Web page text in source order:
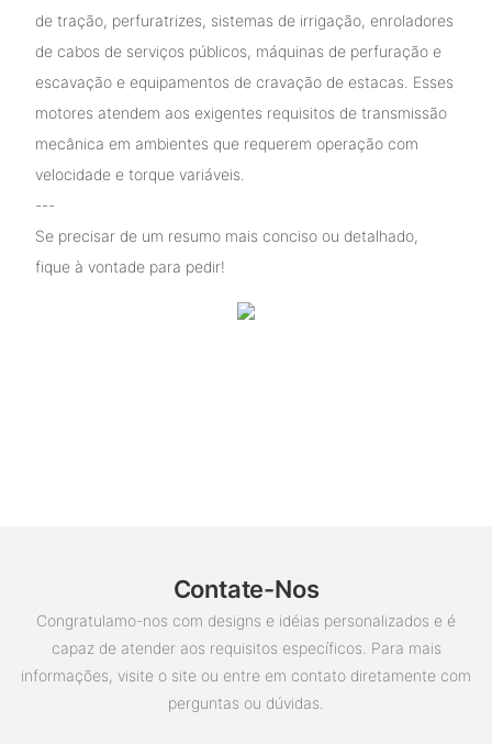
de tração, perfuratrizes, sistemas de irrigação, enroladores
de cabos de serviços públicos, máquinas de perfuração e
escavação e equipamentos de cravação de estacas. Esses
motores atendem aos exigentes requisitos de transmissão
mecânica em ambientes que requerem operação com
velocidade e torque variáveis.
---
Se precisar de um resumo mais conciso ou detalhado,
fique à vontade para pedir!
Contate-Nos
Congratulamo-nos com designs e idéias personalizados e é
capaz de atender aos requisitos específicos. Para mais
informações, visite o site ou entre em contato diretamente com
perguntas ou dúvidas.